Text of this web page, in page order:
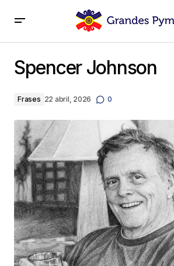
Spencer Johnson
Frases 22 abril, 2026 0